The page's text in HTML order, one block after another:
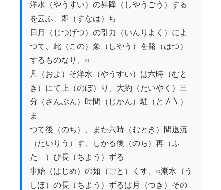
洋水（やうすい）の昇降（しやうごう）する
を云ふ、即（すなは）ち
日月（じつげつ）の引力（いんりよく）によ
つて、此（この）象（しやう）を発（はつ）
するものなり、○
凡（およ）そ洋水（やうすい）は六時（むと
き）にて上（のぼ）り、大約（たいやく）三
分（さんぶん）時間（じかん）駐（と〴〵）
ま
つて後（のち）、また六時（むとき）間退流
（たいりう）す、しかる後（のち）再（ふ
たゝ）び長（ちよう）ずる
事始（はじめ）の如（ごと）くす、○潮水（う
しほ）の長（ちよう）ずるは月（つき）その